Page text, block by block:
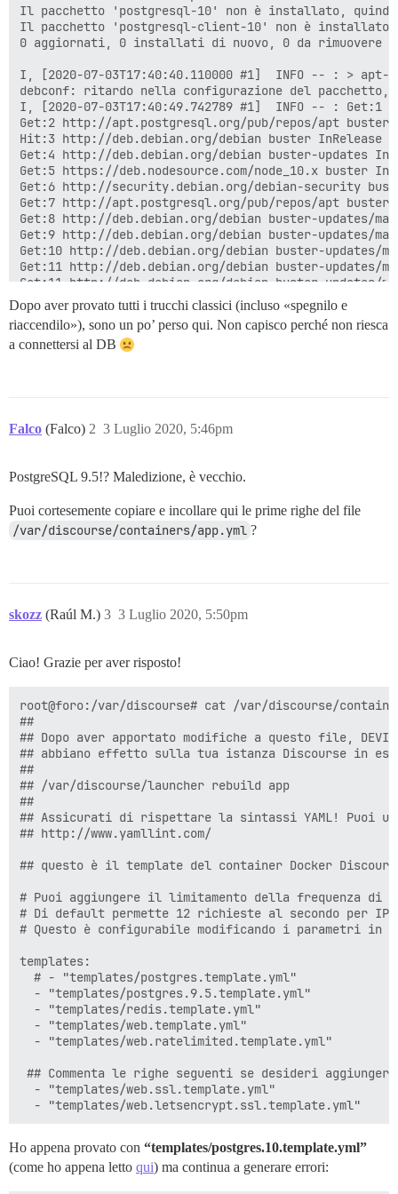
Dopo aver provato tutti i trucchi classici (incluso «spegnilo e
riaccendilo»), sono un po’ perso qui. Non capisco perché non riesca
a connettersi al DB
Falco (Falco) 3 Luglio 2020, 5:46pm
2
PostgreSQL 9.5!? Maledizione, è vecchio.
Puoi cortesemente copiare e incollare qui le prime righe del file
/var/discourse/containers/app.yml ?
skozz (Raúl M.) 3 Luglio 2020, 5:50pm
3
Ciao! Grazie per aver risposto!
root@foro:/var/discourse# cat /var/discourse/
##
## Dopo aver apportato modifiche a questo file,
## abbiano effetto sulla tua istanza Discourse in
##
## /var/discourse/launcher rebuild app
##
## Assicurati di rispettare la sintassi YAML! Puoi
## http://www.yamllint.com/
## questo è il template del container Docker
# Puoi aggiungere il limitamento della frequenza
# Di default permette 12 richieste al secondo per IP
# Questo è configurabile modificando i parametri in
templates:
  # - "templates/postgres.template.yml"
  - "templates/postgres.9.5.template.yml"
  - "templates/redis.template.yml"
  - "templates/web.template.yml"
  - "templates/web.ratelimited.template.yml"
## Commenta le righe seguenti se desideri
  - "templates/web.ssl.template.yml"
Ho appena provato con “templates/postgres.10.template.yml”
(come ho appena letto qui) ma continua a generare errori: